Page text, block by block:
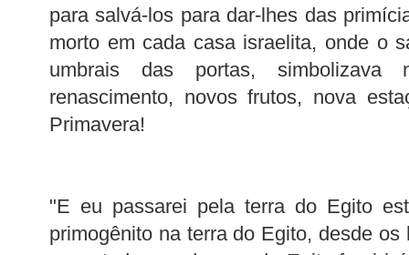
para salvá-los para dar-lhes das
morto em cada casa israelita, onde o
umbrais das portas, simbolizava
renascimento, novos frutos, nova
Primavera!
"E eu passarei pela terra do Egito
primogênito na terra do Egito, desde